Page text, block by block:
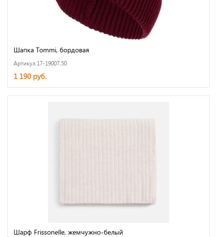
Шапка Tommi, бордовая
Артикул 17-19007.50
1 190 руб.
Шарф Frissonelle, жемчужно-белый